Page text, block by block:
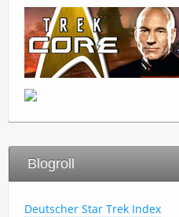
Blogroll
Deutscher Star Trek Index